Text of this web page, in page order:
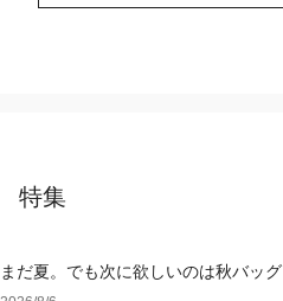
特集
まだ夏。でも次に欲しいのは秋バッグ